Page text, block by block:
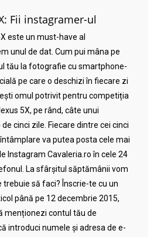
Fii instagramer-ul
este un must-have al
unul de dat. Cum pui mâna pe
tău la fotografie cu smartphone-
pe care o deschizi în fiecare zi
omul potrivit pentru competiția
5X, pe rând, câte unui
cinci zile. Fiecare dintre cei cinci
va putea posta cele mai
Instagram Cavaleria.ro în cele 24
La sfârșitul săptămânii vom
trebuie să faci? Înscrie-te cu un
până pe 12 decembrie 2015,
menționezi contul tău de
introduci numele și adresa de e-